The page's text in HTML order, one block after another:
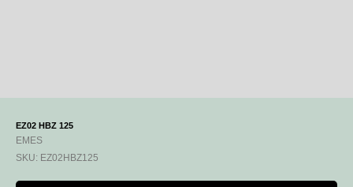
EZ02 HBZ 125
EMES
SKU: EZ02HBZ125